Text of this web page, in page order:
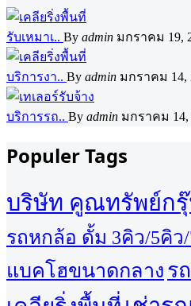
รับเหมาเ.. By admin มกราคม 19,
บริการงา.. By admin มกราคม 14,
บริการรถ.. By admin มกราคม 14,
Populer Tags
บริษัท คูณทรัพย์กรุ๊
รถหกล้อ ดั้ม 3คิว/5คิว
แบคโฮขนาดกลาง ร